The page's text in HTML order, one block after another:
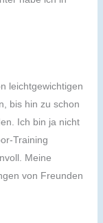
leichtgewichtigen
bis hin zu schon
Ich bin ja nicht
Training
Meine
von Freunden